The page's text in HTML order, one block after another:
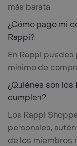
más barata
¿Cómo pago mi
Rappi?
En Rappi
mínimo de
¿Quiénes son
cumplen?
Los Rappi
personales,
de los miembros